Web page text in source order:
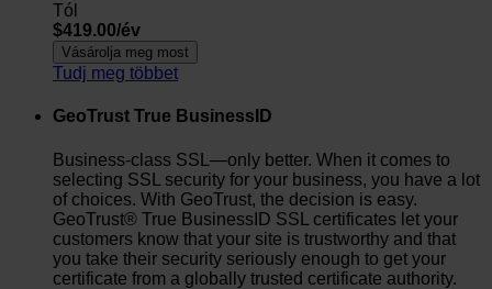
Tól
$419.00/év
Vásárolja meg most
Tudj meg többet
GeoTrust True BusinessID
Business-class SSL—only better. When it comes to
selecting SSL security for your business, you have a lot
of choices. With GeoTrust, the decision is easy.
GeoTrust® True BusinessID SSL certificates let your
customers know that your site is trustworthy and that
you take their security seriously enough to get your
certificate from a globally trusted certificate authority.